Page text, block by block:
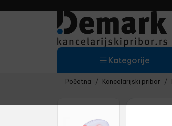
Kategorije
Početna Kancelarijski pribor